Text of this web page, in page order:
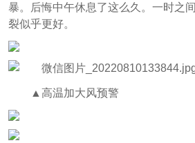
暴。后悔中午休息了这么久。一时之
裂似乎更好。
▲高温加大风预警